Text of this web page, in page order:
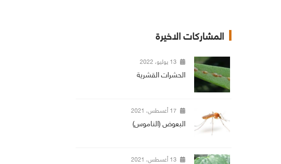
المشاركات الاخيرة
13 يوليو، 2022
الحشرات القشرية
17 أغسطس، 2021
البعوض (الناموس)
13 أغسطس، 2021